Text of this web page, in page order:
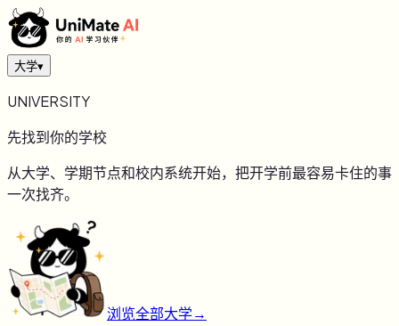
大学▾
UNIVERSITY
先找到你的学校
从大学、学期节点和校内系统开始，把开学前最容易卡住的事
一次找齐。
浏览全部大学→